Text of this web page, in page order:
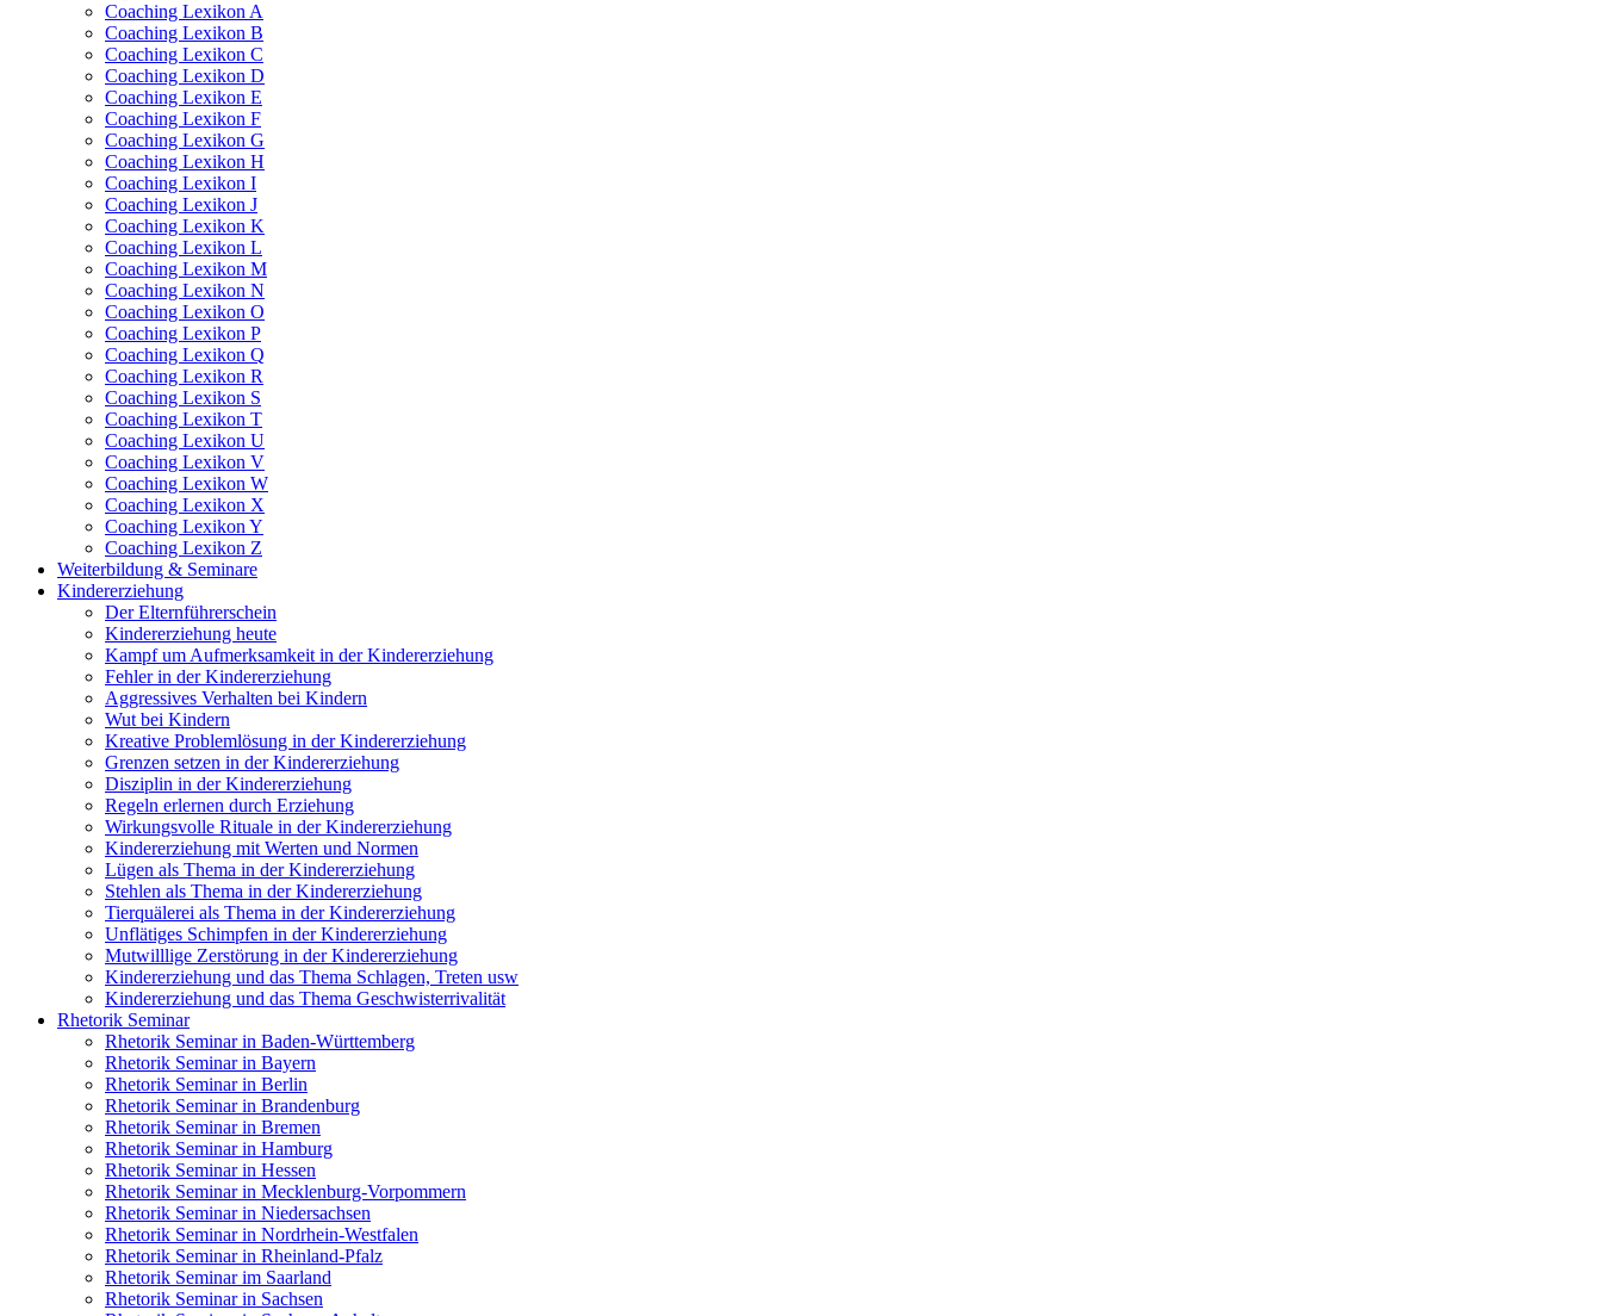
Coaching Lexikon A
Coaching Lexikon B
Coaching Lexikon C
Coaching Lexikon D
Coaching Lexikon E
Coaching Lexikon F
Coaching Lexikon G
Coaching Lexikon H
Coaching Lexikon I
Coaching Lexikon J
Coaching Lexikon K
Coaching Lexikon L
Coaching Lexikon M
Coaching Lexikon N
Coaching Lexikon O
Coaching Lexikon P
Coaching Lexikon Q
Coaching Lexikon R
Coaching Lexikon S
Coaching Lexikon T
Coaching Lexikon U
Coaching Lexikon V
Coaching Lexikon W
Coaching Lexikon X
Coaching Lexikon Y
Coaching Lexikon Z
Weiterbildung & Seminare
Kindererziehung
Der Elternführerschein
Kindererziehung heute
Kampf um Aufmerksamkeit in der Kindererziehung
Fehler in der Kindererziehung
Aggressives Verhalten bei Kindern
Wut bei Kindern
Kreative Problemlösung in der Kindererziehung
Grenzen setzen in der Kindererziehung
Disziplin in der Kindererziehung
Regeln erlernen durch Erziehung
Wirkungsvolle Rituale in der Kindererziehung
Kindererziehung mit Werten und Normen
Lügen als Thema in der Kindererziehung
Stehlen als Thema in der Kindererziehung
Tierquälerei als Thema in der Kindererziehung
Unflätiges Schimpfen in der Kindererziehung
Mutwilllige Zerstörung in der Kindererziehung
Kindererziehung und das Thema Schlagen, Treten usw
Kindererziehung und das Thema Geschwisterrivalität
Rhetorik Seminar
Rhetorik Seminar in Baden-Württemberg
Rhetorik Seminar in Bayern
Rhetorik Seminar in Berlin
Rhetorik Seminar in Brandenburg
Rhetorik Seminar in Bremen
Rhetorik Seminar in Hamburg
Rhetorik Seminar in Hessen
Rhetorik Seminar in Mecklenburg-Vorpommern
Rhetorik Seminar in Niedersachsen
Rhetorik Seminar in Nordrhein-Westfalen
Rhetorik Seminar in Rheinland-Pfalz
Rhetorik Seminar im Saarland
Rhetorik Seminar in Sachsen